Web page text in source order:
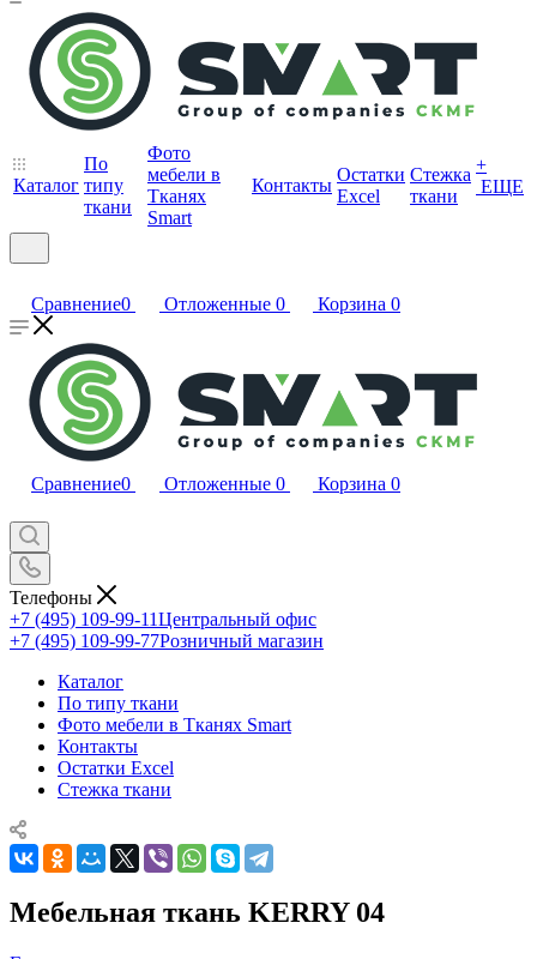
Каталог
По
типу
ткани
Фото
мебели в
Тканях
Smart
Контакты
Остатки
Excel
Стежка
ткани
+
ЕЩЕ
Сравнение0 Отложенные 0 Корзина 0
Сравнение0 Отложенные 0 Корзина 0
Телефоны
+7 (495) 109-99-11Центральный офис
+7 (495) 109-99-77Розничный магазин
Каталог
По типу ткани
Фото мебели в Тканях Smart
Контакты
Остатки Excel
Стежка ткани
Мебельная ткань KERRY 04